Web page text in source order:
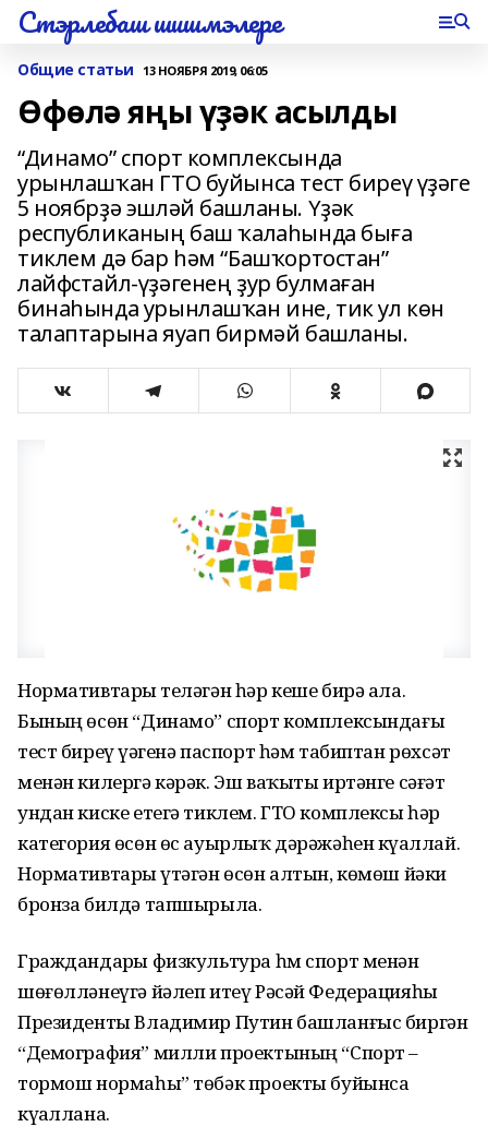
Стэрлебаш шишмэлере
Общие статьи 13 НОЯБРЯ 2019, 06:05
Өфөлә яңы үҙәк асылды
“Динамо” спорт комплексында
урынлашҡан ГТО буйынса тест биреү үҙәге
5 ноябрҙә эшләй башланы. Үҙәк
республиканың баш ҡалаһында быға
тиклем дә бар һәм “Башҡортостан”
лайфстайл-үҙәгенең ҙур булмаған
бинаһында урынлашҡан ине, тик ул көн
талаптарына яуап бирмәй башланы.
Нормативтарҙы теләгән һәр кеше бирә ала.
Бының өсөн “Динамо” спорт комплексындағы
тест биреү үҙәгенә паспорт һәм табиптан рөхсәт
менән килергә кәрәк. Эш ваҡыты иртәнге сәғәт
ундан киске етегә тиклем. ГТО комплексы һәр
категория өсөн өс ауырлыҡ дәрәжәһен күҙаллай.
Нормативтарҙы үтәгән өсөн алтын, көмөш йәки
бронза билдә тапшырыла.
Граждандарҙы физкультура һм спорт менән
шөғөлләнеүгә йәлеп итеү Рәсәй Федерацияһы
Президенты Владимир Путин башланғыс биргән
“Демография” милли проектының “Спорт –
тормош нормаһы” төбәк проекты буйынса
күҙаллана.